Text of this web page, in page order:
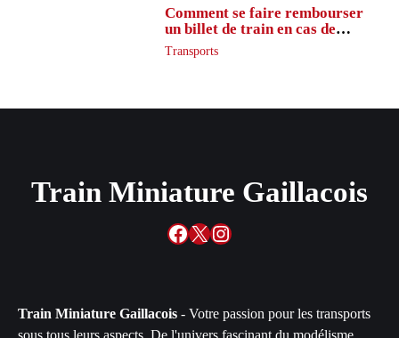
Comment se faire rembourser
un billet de train en cas de
retard ?
Transports
Train Miniature Gaillacois
Facebook
X Instagram
Train Miniature Gaillacois - Votre passion pour les transports
sous tous leurs aspects. De l'univers fascinant du modélisme